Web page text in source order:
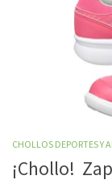
CHOLLOS DEPORTES Y
¡Chollo!